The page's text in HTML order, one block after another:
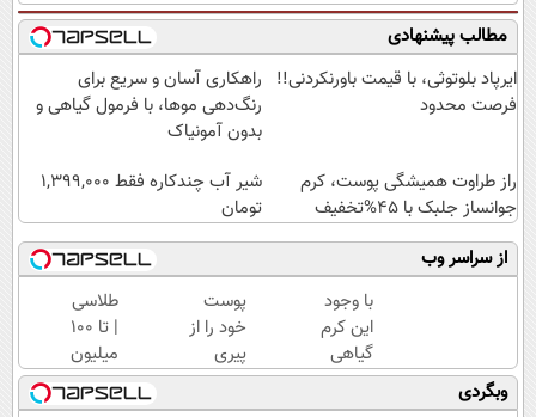
مطالب پیشنهادی
ایرپاد بلوتوثی، با قیمت باورنکردنی!!
فرصت محدود
راهکاری آسان و سریع برای
رنگ‌دهی موها، با فرمول گیاهی و
بدون آمونیاک
راز طراوت همیشگی پوست، کرم
جوانساز جلبک با 45%تخفیف
شیر آب چندکاره فقط 1,399,000
تومان
از سراسر وب
با وجود
این کرم
گیاهی
دیگه
دور
پوست
خود را از
پیری
نجات
دهید!با
طلاسی
| تا 100
میلیون
وام
آنی
وبگردی